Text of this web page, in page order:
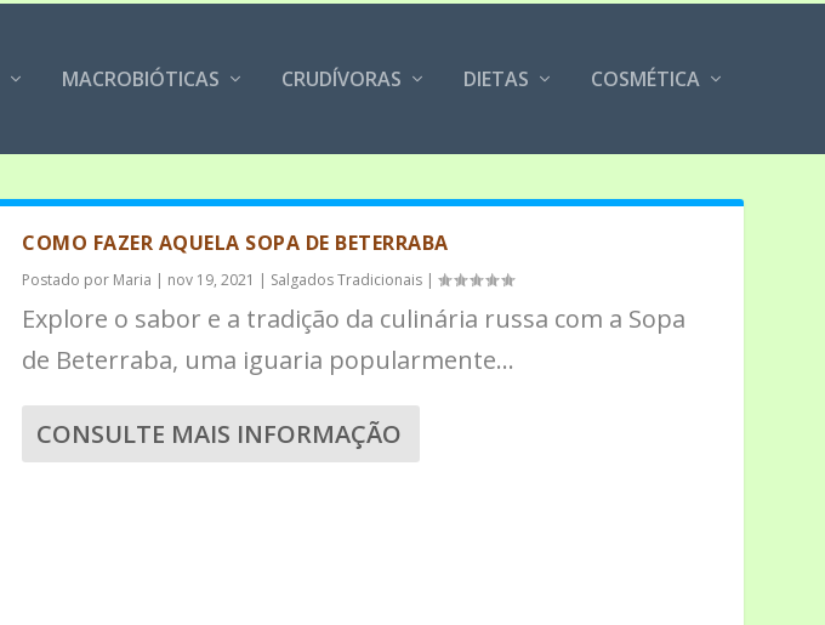
MACROBIÓTICAS CRUDÍVORAS DIETAS COSMÉTICA
COMO FAZER AQUELA SOPA DE BETERRABA
Postado por Maria | nov 19, 2021 | Salgados Tradicionais |
Explore o sabor e a tradição da culinária russa com a Sopa
de Beterraba, uma iguaria popularmente...
CONSULTE MAIS INFORMAÇÃO